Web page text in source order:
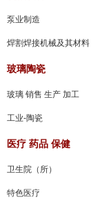
泵业制造
焊割焊接机械及其材料
玻璃陶瓷
玻璃 销售 生产 加工
工业-陶瓷
医疗 药品 保健
卫生院（所）
特色医疗